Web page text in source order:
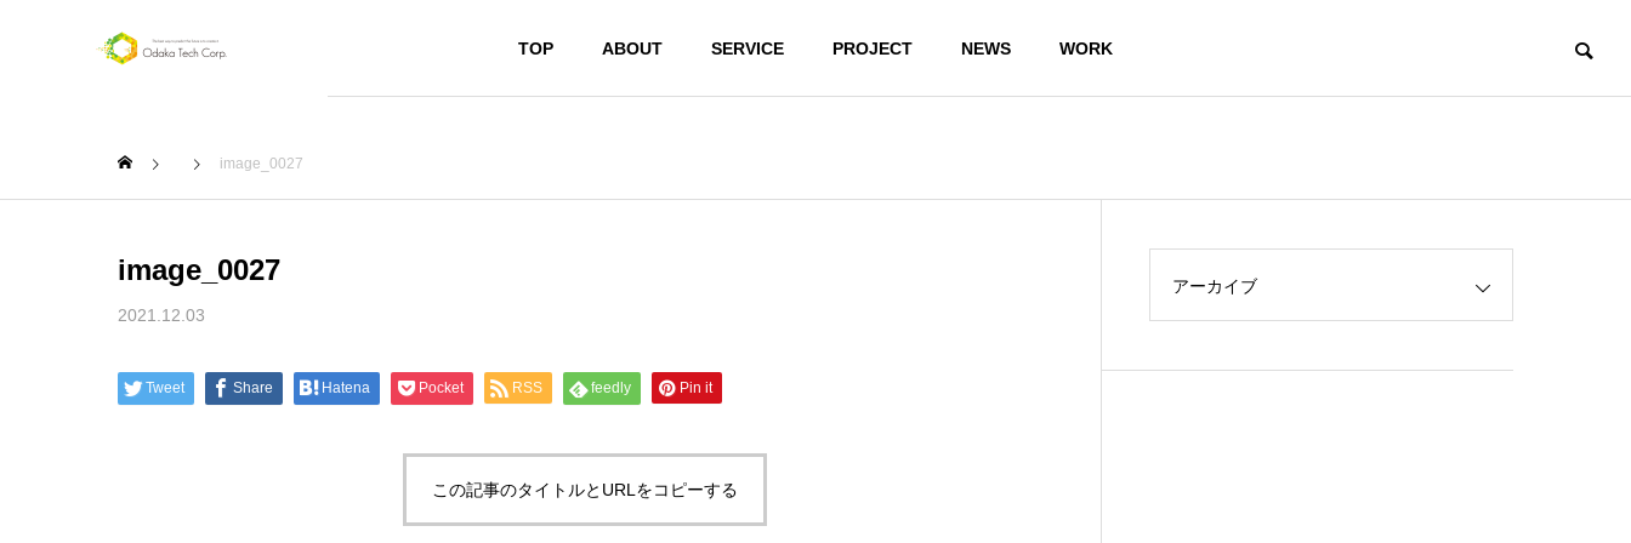
TOP ABOUT SERVICE PROJECT NEWS WORK
SERVICE
ジ作成
お店や個人
ション
デジタル
機器購入
相談
image_0027
image_0027
2021.12.03
Tweet Share Hatena Pocket RSS feedly Pin it
この記事のタイトルとURLをコピーする
アーカイブ